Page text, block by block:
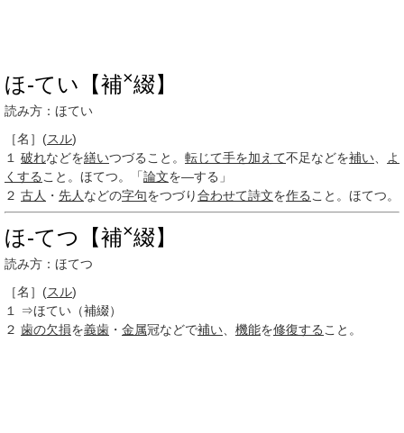
ほ‐てい【補×綴】
読み方：ほてい
［名］ (スル)
１
破れなどを繕いつづること。 転じて手を加えて不足などを補い
よ
くする こと。ほてつ。「論文を―する」
２ 古人 ・ 先人 などの字句をつづり合わせて詩文を作る こと。ほてつ。
ほ‐てつ【補×綴】
読み方：ほてつ
［名］ (スル)
１
⇒ほてい（補綴）
２ 歯の欠損を義歯 ・ 金属冠などで補い 機能を修復する こと。